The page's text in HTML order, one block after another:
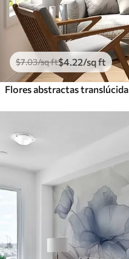
$7.03/sq ft$4 .22/sq ft